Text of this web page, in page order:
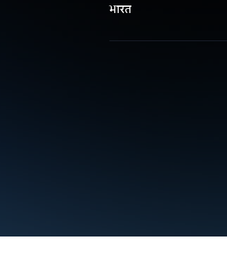
भारत